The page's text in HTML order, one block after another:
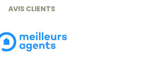
AVIS CLIENTS